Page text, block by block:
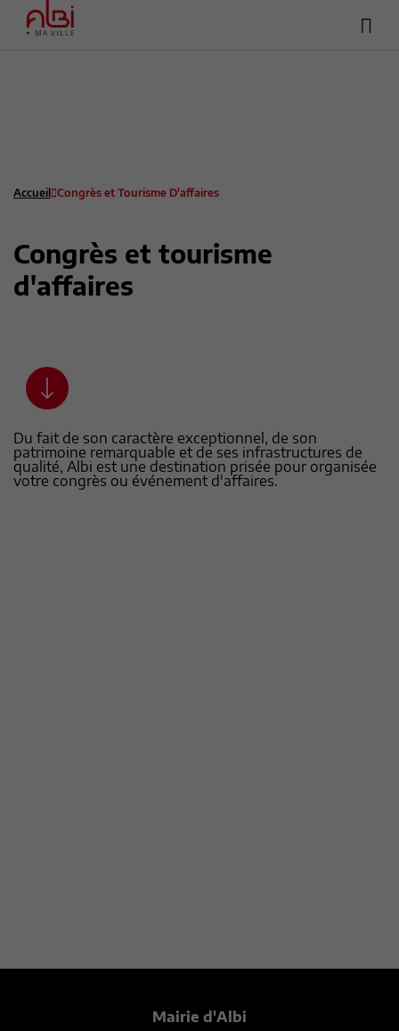
Accueil Congrès et Tourisme D'affaires
Congrès et tourisme
d'affaires
Du fait de son caractère exceptionnel, de son
patrimoine remarquable et de ses infrastructures de
qualité, Albi est une destination prisée pour organisée
votre congrès ou événement d'affaires.
Mairie d'Albi